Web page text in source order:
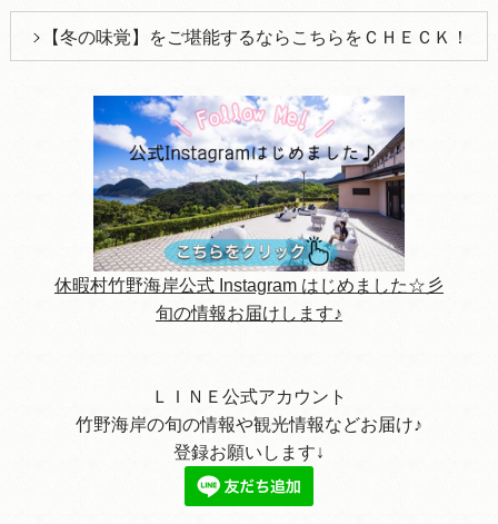
【冬の味覚】をご堪能するならこちらをＣＨＥＣＫ！
休暇村竹野海岸公式 Instagram はじめました☆彡
旬の情報お届けします♪
ＬＩＮＥ公式アカウント
竹野海岸の旬の情報や観光情報などお届け♪
登録お願いします↓